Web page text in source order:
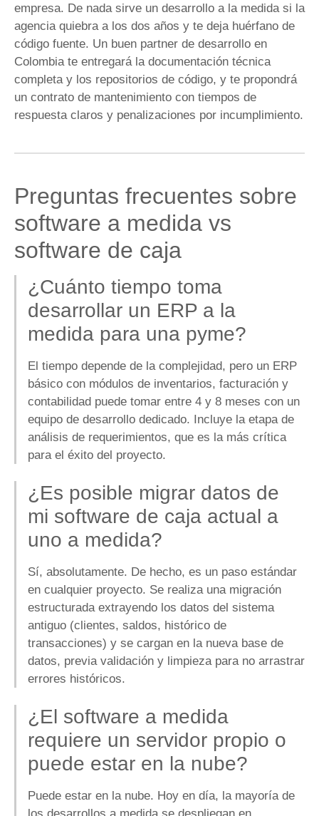
empresa. De nada sirve un desarrollo a la medida si la
agencia quiebra a los dos años y te deja huérfano de
código fuente. Un buen partner de desarrollo en
Colombia te entregará la documentación técnica
completa y los repositorios de código, y te propondrá
un contrato de mantenimiento con tiempos de
respuesta claros y penalizaciones por incumplimiento.
Preguntas frecuentes sobre
software a medida vs
software de caja
¿Cuánto tiempo toma
desarrollar un ERP a la
medida para una pyme?
El tiempo depende de la complejidad, pero un ERP
básico con módulos de inventarios, facturación y
contabilidad puede tomar entre 4 y 8 meses con un
equipo de desarrollo dedicado. Incluye la etapa de
análisis de requerimientos, que es la más crítica
para el éxito del proyecto.
¿Es posible migrar datos de
mi software de caja actual a
uno a medida?
Sí, absolutamente. De hecho, es un paso estándar
en cualquier proyecto. Se realiza una migración
estructurada extrayendo los datos del sistema
antiguo (clientes, saldos, histórico de
transacciones) y se cargan en la nueva base de
datos, previa validación y limpieza para no arrastrar
errores históricos.
¿El software a medida
requiere un servidor propio o
puede estar en la nube?
Puede estar en la nube. Hoy en día, la mayoría de